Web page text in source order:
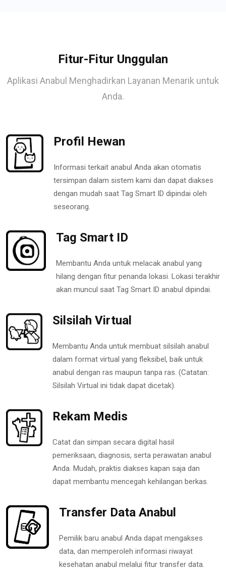
Fitur-Fitur Unggulan
Aplikasi Anabul Menghadirkan Layanan Menarik untuk
Anda.
Profil Hewan
Informasi terkait anabul Anda akan otomatis
tersimpan dalam sistem kami dan dapat diakses
dengan mudah saat Tag Smart ID dipindai oleh
seseorang.
Tag Smart ID
Membantu Anda untuk melacak anabul yang
hilang dengan fitur penanda lokasi. Lokasi terakhir
akan muncul saat Tag Smart ID anabul dipindai.
Silsilah Virtual
Membantu Anda untuk membuat silsilah anabul
dalam format virtual yang fleksibel, baik untuk
anabul dengan ras maupun tanpa ras. (Catatan:
Silsilah Virtual ini tidak dapat dicetak).
Rekam Medis
Catat dan simpan secara digital hasil
pemeriksaan, diagnosis, serta perawatan anabul
Anda. Mudah, praktis diakses kapan saja dan
dapat membantu mencegah kehilangan berkas.
Transfer Data Anabul
Pemilik baru anabul Anda dapat mengakses
data, dan memperoleh informasi riwayat
kesehatan anabul melalui fitur transfer data.